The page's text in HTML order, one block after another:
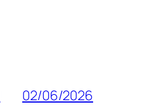
02/06/2026